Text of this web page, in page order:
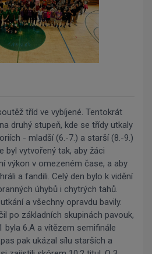
tříd ve vybíjené. Tentokrát
druhý stupeň, kde se třídy utkaly
- mladší (6.-7.) a starší (8.-9.)
byl vytvořený tak, aby žáci
výkon v omezeném čase, a aby
a fandili. Celý den bylo k vidění
úhybů i chytrých tahů.
a všechny opravdu bavily.
po základních skupinách pavouk,
byla 6.A a vítězem semifinále
pak ukázal sílu starších a